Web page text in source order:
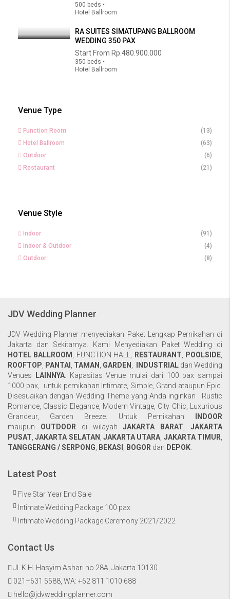
500 beds •
Hotel Ballroom
RA SUITES SIMATUPANG BALLROOM
WEDDING 350 PAX
Start From Rp.480.900.000
350 beds •
Hotel Ballroom
Venue Type
Function Room
(13)
Hotel Ballroom
(63)
Outdoor
(6)
Restaurant
(21)
Venue Style
Indoor
(91)
Indoor & Outdoor
(4)
Outdoor
(8)
JDV Wedding Planner
JDV Wedding Planner menyediakan Paket Lengkap Pernikahan di
Jakarta dan Sekitarnya. Kami Menyediakan Paket Wedding di
HOTEL BALLROOM
FUNCTION HALL RESTAURANT POOLSIDE
ROOFTOP
PANTAI TAMAN GARDEN INDUSTRIAL dan Wedding
Venues
LAINNYA. Kapasitas Venue mulai dari 100 pax sampai
1000 pax, untuk pernikahan Intimate, Simple, Grand ataupun Epic.
Disesuaikan dengan Wedding Theme yang Anda inginkan : Rustic
Romance, Classic Elegance, Modern Vintage, City Chic, Luxurious
Grandeur, Garden Breeze. Untuk Pernikahan
INDOOR
maupun OUTDOOR di wilayahJAKARTA BARAT ,JAKARTA
PUSAT ,JAKARTA SELATAN ,JAKARTA UTARA JAKARTA TIMUR
TANGGERANG / SERPONG
BEKASI BOGOR dan DEPOK
Latest Post
Five Star Year End Sale
Intimate Wedding Package 100 pax
Intimate Wedding Package Ceremony 2021/2022
Contact Us
Jl. K.H. Hasyim Ashari no.28A, Jakarta 10130
021–631 5588, WA: +62 811 1010 688
hello@jdvweddingplanner.com